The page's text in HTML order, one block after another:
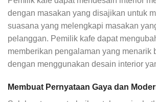
dengan masakan yang disajikan untuk
suasana yang melengkapi masakan
pelanggan. Pemilik kafe dapat
memberikan pengalaman yang menarik
dengan menggunakan desain interior
Membuat Pernyataan Gaya dan